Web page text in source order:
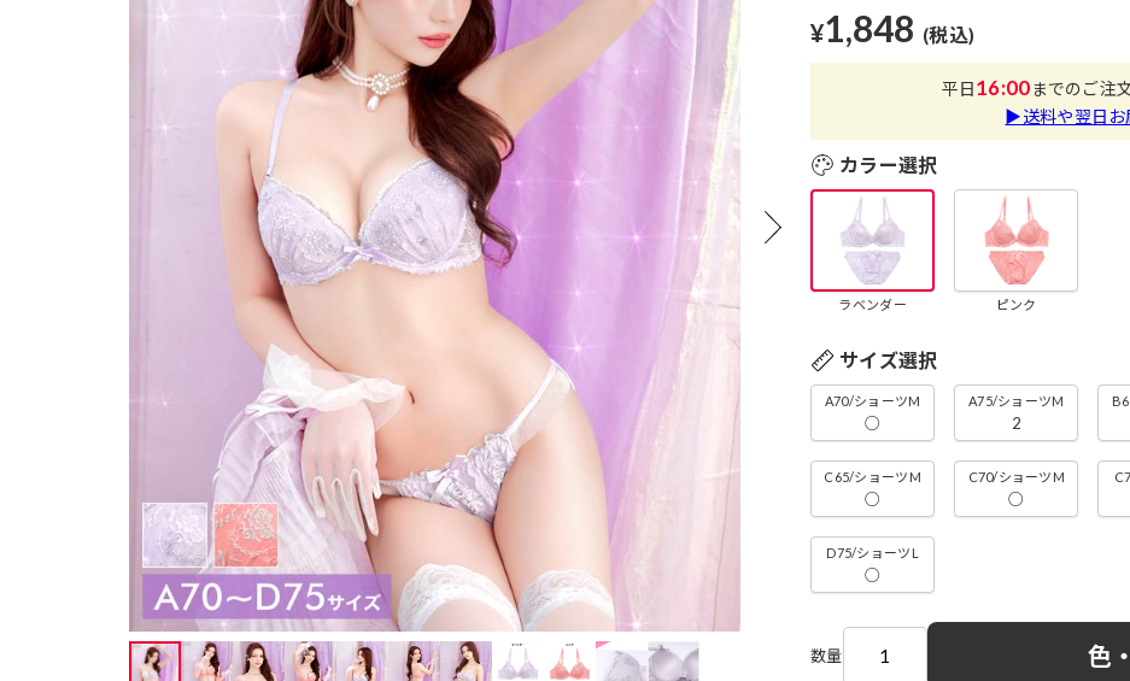
¥1,848 (税込)
平日16:00までのご注
▶送料や翌日お
カラー選択
ラベンダー ピンク
サイズ選択
A70/ショーツM
○
A75/ショーツM
2
C65/ショーツM
○
C70/ショーツM
○
D75/ショーツL
○
数量 色